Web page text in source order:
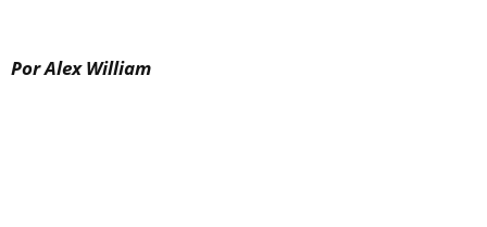
Por Alex William